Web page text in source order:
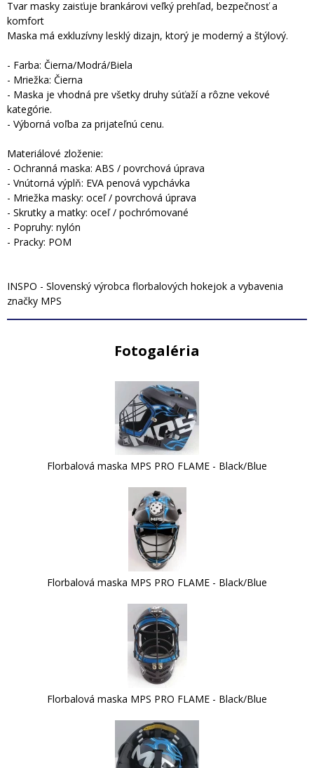
Tvar masky zaisťuje brankárovi veľký prehľad, bezpečnosť a
komfort
Maska má exkluzívny lesklý dizajn, ktorý je moderný a štýlový.
- Farba: Čierna/Modrá/Biela
- Mriežka: Čierna
- Maska je vhodná pre všetky druhy súťaží a rôzne vekové
kategórie.
- Výborná voľba za prijateľnú cenu.
Materiálové zloženie:
- Ochranná maska: ABS / povrchová úprava
- Vnútorná výplň: EVA penová vypchávka
- Mriežka masky: oceľ / povrchová úprava
- Skrutky a matky: oceľ / pochrómované
- Popruhy: nylón
- Pracky: POM
INSPO - Slovenský výrobca florbalových hokejok a vybavenia
značky MPS
Fotogaléria
Florbalová maska MPS PRO FLAME - Black/Blue
Florbalová maska MPS PRO FLAME - Black/Blue
Florbalová maska MPS PRO FLAME - Black/Blue